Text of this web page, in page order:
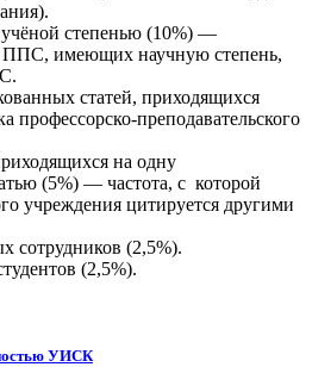
учёной степенью (10%) —
ППС, имеющих научную степень,
статей, приходящихся
профессорско-преподавательского
на одну
(5%) — частота, с которой
учреждения цитируется другими
сотрудников (2,5%).
(2,5%).
УИСК